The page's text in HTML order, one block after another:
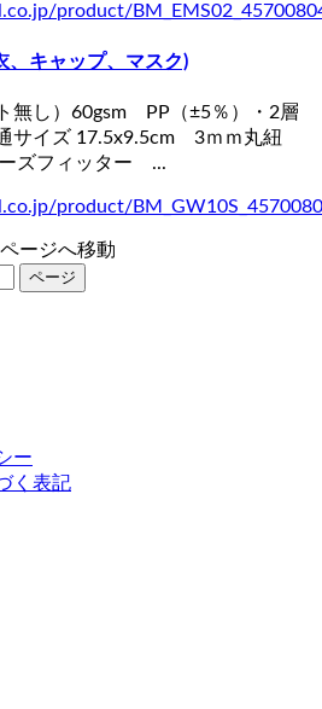
product/
、キャップ、マスク)
無し）60gsm PP（±5％）・2層
サイズ 17.5x9.5cm 3ｍｍ丸紐
ズフィッター ...
product/
ページへ移動
ー
く表記